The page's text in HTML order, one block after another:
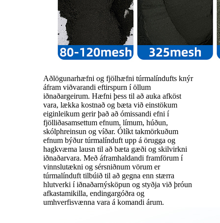
Aðlögunarhæfni og fjölhæfni túrmalíndufts knýr
áfram viðvarandi eftirspurn í öllum
iðnaðargeirum. Hæfni þess til að auka afköst
vara, lækka kostnað og bæta við einstökum
eiginleikum gerir það að ómissandi efni í
fjölliðasamsettum efnum, límum, húðun,
skólphreinsun og víðar. Ólíkt takmörkuðum
efnum býður túrmalínduft upp á örugga og
hagkvæma lausn til að bæta gæði og skilvirkni
iðnaðarvara. Með áframhaldandi framförum í
vinnslutækni og sérsniðnum vörum er
túrmalínduft tilbúið til að gegna enn stærra
hlutverki í iðnaðarnýsköpun og styðja við þróun
afkastamikilla, endingargóðra og
umhverfisvænna vara á komandi árum.